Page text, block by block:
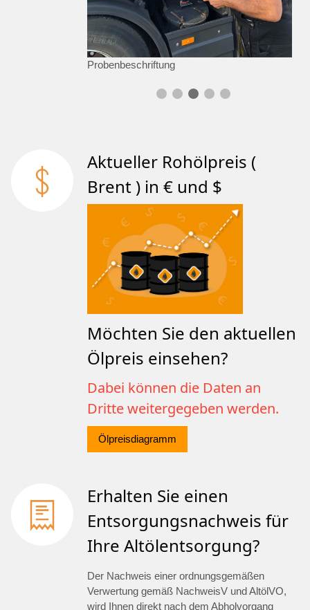
Probenbeschriftung
Aktueller Rohölpreis (
Brent ) in € und $
Möchten Sie den aktuellen
Ölpreis einsehen?
Dabei können die Daten an
Dritte weitergegeben werden.
Ölpreisdiagramm
Erhalten Sie einen
Entsorgungsnachweis für
Ihre Altölentsorgung?
Der Nachweis einer ordnungsgemäßen
Verwertung gemäß NachweisV und AltölVO,
wird Ihnen direkt nach dem Abholvorgang